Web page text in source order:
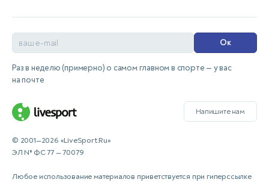
Ок
Раз в неделю (примерно) о самом главном в спорте — у вас
на почте
Напишите нам
© 2001—2026 «LiveSport.Ru»
ЭЛ № ФС 77 — 70079
Любое использование материалов приветствуется при гиперссылке